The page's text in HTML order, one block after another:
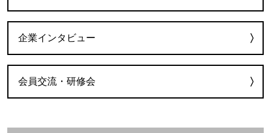
企業インタビュー
会員交流・研修会